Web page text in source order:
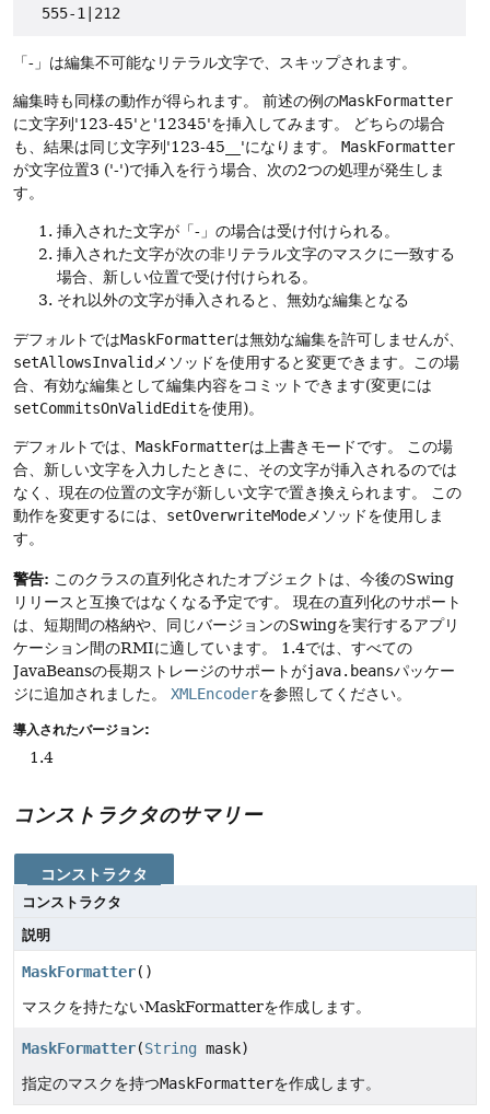
「-」は編集不可能なリテラル文字で、スキップされます。
編集時も同様の動作が得られます。 前述の例のMaskFormatter
に文字列'123-45'と'12345'を挿入してみます。
どちらの場合
も、結果は同じ文字列'123-45__'になります。
MaskFormatter
が文字位置3 ('-')で挿入を行う場合、次の2つの処理が発生しま
す。
挿入された文字が「-」の場合は受け付けられる。
挿入された文字が次の非リテラル文字のマスクに一致する
場合、新しい位置で受け付けられる。
それ以外の文字が挿入されると、無効な編集となる
デフォルトではMaskFormatterは無効な編集を許可しませんが、
setAllowsInvalid メソッドを使用すると変更できます。この場
合、有効な編集として編集内容をコミットできます(変更には
setCommitsOnValidEditを使用)。
デフォルトでは、 MaskFormatterは上書きモードです。
この場
合、新しい文字を入力したときに、その文字が挿入されるのでは
なく、現在の位置の文字が新しい文字で置き換えられます。
この
動作を変更するには、 setOverwriteMode メソッドを使用しま
す。
警告: このクラスの直列化されたオブジェクトは、今後のSwing
リリースと互換ではなくなる予定です。
現在の直列化のサポート
は、短期間の格納や、同じバージョンのSwingを実行するアプリ
ケーション間のRMIに適しています。
1.4では、すべての
JavaBeansの長期ストレージのサポートがjava.beansパッケー
ジに追加されました。
XMLEncoderを参照してください。
導入されたバージョン:
1.4
コンストラクタのサマリー
コンストラクタ
コンストラクタ
説明
MaskFormatter()
マスクを持たないMaskFormatterを作成します。
MaskFormatter(String mask)
指定のマスクを持つMaskFormatterを作成します。